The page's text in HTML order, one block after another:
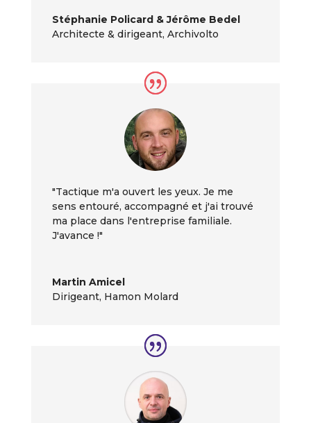
Stéphanie Policard & Jérôme Bedel
Architecte & dirigeant, Archivolto
"Tactique m'a ouvert les yeux. Je me
sens entouré, accompagné et j'ai trouvé
ma place dans l'entreprise familiale.
J'avance !"
Martin Amicel
Dirigeant, Hamon Molard